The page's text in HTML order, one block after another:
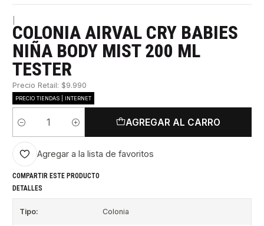
COLONIA AIRVAL CRY BABIES
NIÑA BODY MIST 200 ML
TESTER
Precio Retail: $9.990
PRECIO TIENDAS | INTERNET
Cantidad
AGREGAR AL CARRO
Agregar a la lista de favoritos
COMPARTIR ESTE PRODUCTO
DETALLES
Tipo: Colonia